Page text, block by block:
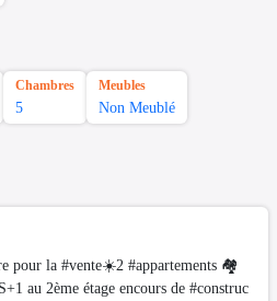
Chambres
5
Meubles
Non Meublé
pour la #vente☀️2 #appartements 🏘
au 2ème étage encours de #construc